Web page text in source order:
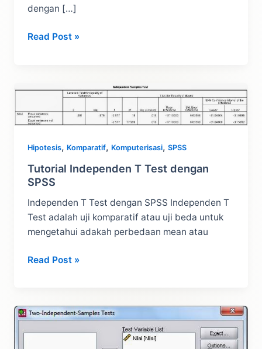
dengan […]
Mann
Excel
Read Post »
Hipotesis, Komparatif, Komputerisasi,SPSS
Tutorial Independen T Test dengan
SPSS
Independen T Test dengan SPSS Independen T
Test adalah uji komparatif atau uji beda untuk
mengetahui adakah perbedaan mean atau
Tutorial
Test
dengan
SPSS
Read Post »